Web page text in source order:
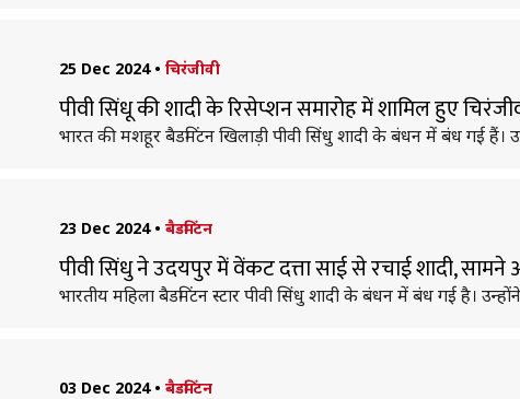
25 Dec 2024 • चिरंजीवी
पीवी सिंधू की शादी के रिसेप्शन समारोह में शामिल हुए
भारत की मशहूर बैडमिंटन खिलाड़ी पीवी सिंधु शादी के बंधन में बंध गई
23 Dec 2024 • बैडमिंटन
पीवी सिंधु ने उदयपुर में वेंकट दत्ता साई से रचाई शादी,
भारतीय महिला बैडमिंटन स्टार पीवी सिंधु शादी के बंधन में बंध गई है।
03 Dec 2024 • बैडमिंटन